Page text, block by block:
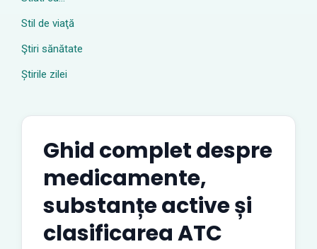
Stil de viaţă
Ştiri sănătate
Știrile zilei
Ghid complet despre
medicamente,
substanțe active și
clasificarea ATC